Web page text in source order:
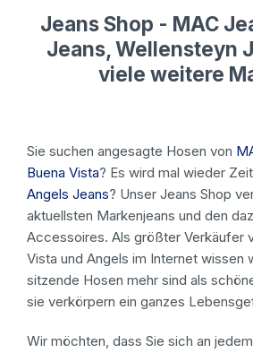
Jeans Shop - MAC
Jeans, Wellensteyn
viele weitere
Sie suchen angesagte Hosen von
Buena Vista? Es wird mal wieder
Angels Jeans? Unser Jeans Shop
aktuellsten Markenjeans und den
Accessoires. Als größter Verkäufer
Vista und Angels im Internet wissen
sitzende Hosen mehr sind als
sie verkörpern ein ganzes
Wir möchten, dass Sie sich an